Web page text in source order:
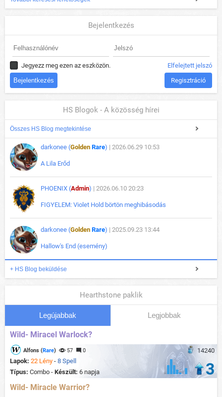
Bejelentkezés
Jegyezz meg ezen az eszközön. Elfelejtett jelszó
Regisztráció
HS Blogok - A közösség hírei
Összes HS Blog megtekintése
darkonee (Golden Rare) | 2026.06.29 10:53
A Lila Erőd
PHOENIX (Admin) | 2026.06.10 20:23
FIGYELEM: Violet Hold börtön meghibásodás
darkonee (Golden Rare) | 2025.09.23 13:44
Hallow's End (esemény)
+ HS Blog beküldése
Hearthstone paklik
Legújabbak Legjobbak
Wild- Miracel Warlock?
14240
Alfons (Rare) 57 0
Lapok: 22 Lény - 8 Spell
Típus: Combo - Készült: 6 napja 3
Wild- Miracle Warrior?